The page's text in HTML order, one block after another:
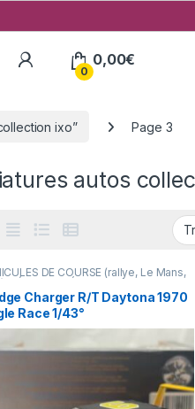
My Account
0
0,00€
ixo” Page 3
autos
DE COURSE (rallye, Le Mans,
VÉHICULES ÉTRANGERS
...)
Charger R/T Daytona 1970
Race 1/43°